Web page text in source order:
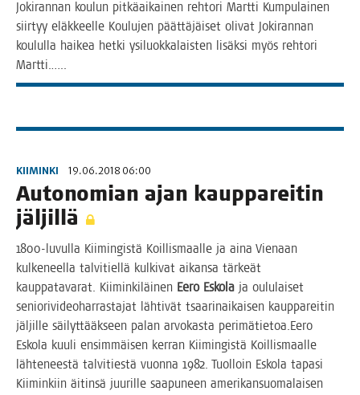
Joki­ran­nan kou­lun pit­kä­ai­kai­nen reh­to­ri Mart­ti Kum­pu­lai­nen
siir­tyy eläk­keel­le Kou­lu­jen päät­tä­jäi­set oli­vat Joki­ran­nan
kou­lul­la hai­kea het­ki ysi­luok­ka­lais­ten lisäk­si myös reh­to­ri
Martti.…..
KIIMINKI 19.06.2018 06:00
Auto­no­mian ajan kaup­pa­rei­tin
jäljillä
1800-luvul­la Kii­min­gis­tä Koil­lis­maal­le ja aina Vie­naan
kul­ke­neel­la tal­vi­tiel­lä kul­ki­vat aikan­sa tär­keät
kaup­pa­ta­va­rat. Kii­min­ki­läi­nen Eero Esko­la ja oulu­lai­set
senio­ri­vi­deo­har­ras­ta­jat läh­ti­vät tsaa­rin­ai­kai­sen kaup­pa­rei­tin
jäl­jil­le säi­lyt­tääk­seen palan arvo­kas­ta perimätietoa.Eero
Esko­la kuu­li ensim­mäi­sen ker­ran Kii­min­gis­tä Koil­lis­maal­le
läh­te­nees­tä tal­vi­ties­tä vuon­na 1982. Tuol­loin Esko­la tapa­si
Kii­min­kiin äitin­sä juu­ril­le saa­pu­neen ame­ri­kan­suo­ma­lai­sen